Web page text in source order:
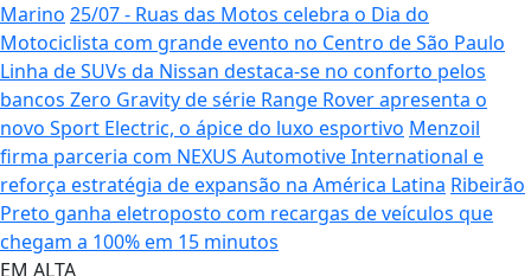
Marino 25/07 - Ruas das Motos celebra o Dia do
Motociclista com grande evento no Centro de São Paulo
Linha de SUVs da Nissan destaca-se no conforto pelos
bancos Zero Gravity de série Range Rover apresenta o
novo Sport Electric, o ápice do luxo esportivo Menzoil
firma parceria com NEXUS Automotive International e
reforça estratégia de expansão na América Latina Ribeirão
Preto ganha eletroposto com recargas de veículos que
chegam a 100% em 15 minutos
EM ALTA